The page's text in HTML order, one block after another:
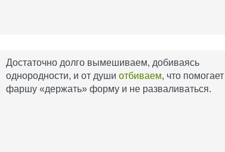
Достаточно долго вымешиваем, добиваясь
однородности, и от души отбиваем, что помогает
фаршу «держать» форму и не разваливаться.